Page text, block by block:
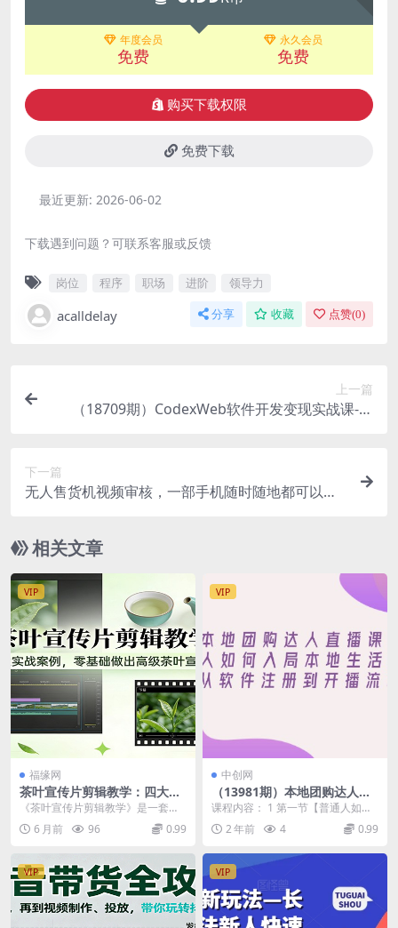
年度会员
免费
永久会员
免费
购买下载权限
免费下载
最近更新: 2026-06-02
下载遇到问题？可联系客服或反馈
岗位 程序 职场 进阶 领导力
acalldelay 分享 收藏 点赞(0)
上一篇
（18709期）CodexWeb软件开发变现实战课-更
下一篇
无人售货机视频审核，一部手机随时随地都可以
相关文章
VIP
福缘网
茶叶宣传片剪辑教学：四大实
战案例，零基础做出高级茶叶
宣传片
《茶叶宣传片剪辑教学》是一套专
注茶叶类视频的实战剪辑课程。课
程以4 组完整茶叶宣...
6 月前 96 0.99
VIP
中创网
（13981期）本地团购达人直
播课：普通人如何入局本地生
活直播, 从软件注册到开播流
程
课程内容： 1 第一节【普通人如何
入局本地生活直播】 2 第一步【如
何下载软件及...
2 年前 4 0.99
VIP VIP